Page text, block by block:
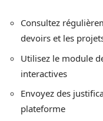
Consultez
devoirs et les
Utilisez le module
interactives
Envoyez des
plateforme